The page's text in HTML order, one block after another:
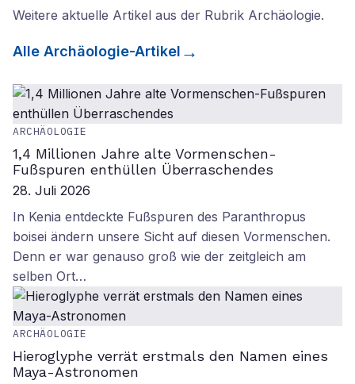
Weitere aktuelle Artikel aus der Rubrik Archäologie.
Alle Archäologie-Artikel
ARCHÄOLOGIE
1,4 Millionen Jahre alte Vormenschen-
Fußspuren enthüllen Überraschendes
28. Juli 2026
In Kenia entdeckte Fußspuren des Paranthropus
boisei ändern unsere Sicht auf diesen Vormenschen.
Denn er war genauso groß wie der zeitgleich am
selben Ort…
ARCHÄOLOGIE
Hieroglyphe verrät erstmals den Namen eines
Maya-Astronomen